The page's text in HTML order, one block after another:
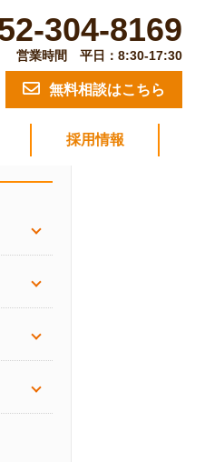
304-8169
営業時間 平日：8:30-17:30
無料相談はこちら
採用情報
困り